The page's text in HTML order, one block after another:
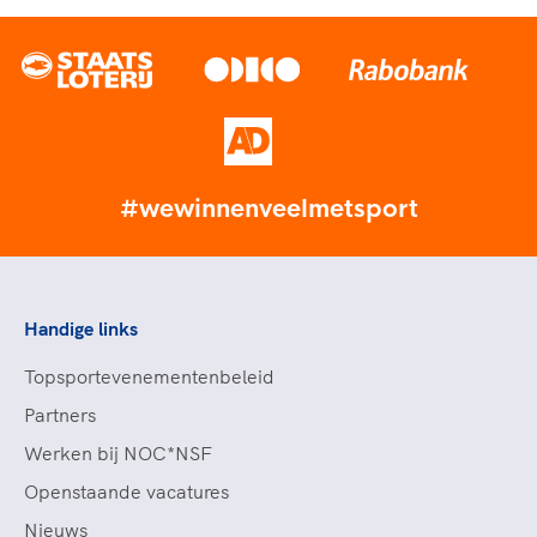
#wewinnenveelmetsport
Handige links
Topsportevenementenbeleid
Partners
Werken bij NOC*NSF
Openstaande vacatures
Nieuws